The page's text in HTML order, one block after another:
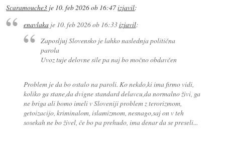
Scaramouche3 je 10. feb 2026 ob 16:47izjavil:
enavlakaje 10. feb 2026 ob 16:33izjavil:
Zaposljuj Slovensko je lahko naslednja politična
parola
Uvoz tuje delovne sile pa naj bo močno obdavčen
Problem je da bo ostalo na paroli. Ko nekdo,ki ima firmo vidi,
koliko ga stane,da dvigne standard delavcu,da normalno živi, ga
ne briga ali bomo imeli v Sloveniji problem z terorizmom,
getoizacijo, kriminalom, islamizmom, nesnago,saj on v teh
sosekah ne bo živel, če bo pa prehudo, ima denar da se preseli...